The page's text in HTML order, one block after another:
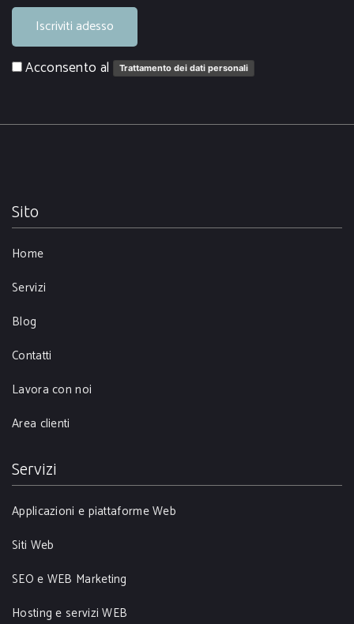
Iscriviti adesso
Acconsento al Trattamento dei dati personali
Sito
Home
Servizi
Blog
Contatti
Lavora con noi
Area clienti
Servizi
Applicazioni e piattaforme Web
Siti Web
SEO e WEB Marketing
Hosting e servizi WEB